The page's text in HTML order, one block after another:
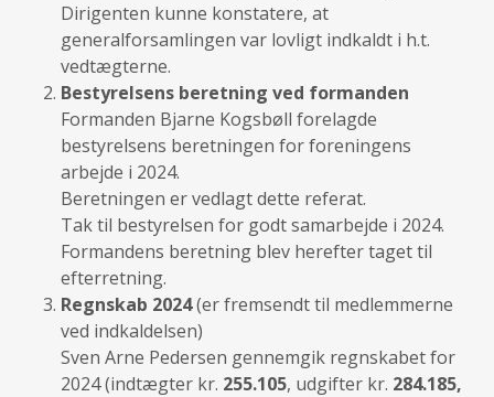
Dirigenten kunne konstatere, at
generalforsamlingen var lovligt indkaldt i h.t.
vedtægterne.
Bestyrelsens beretning ved formanden
Formanden Bjarne Kogsbøll forelagde
bestyrelsens beretningen for foreningens
arbejde i 2024.
Beretningen er vedlagt dette referat.
Tak til bestyrelsen for godt samarbejde i 2024.
Formandens beretning blev herefter taget til
efterretning.
Regnskab 2024(er fremsendt til medlemmerne
ved indkaldelsen)
Sven Arne Pedersen gennemgik regnskabet for
2024 (indtægter kr. 255.105, udgifter kr. 284.185,